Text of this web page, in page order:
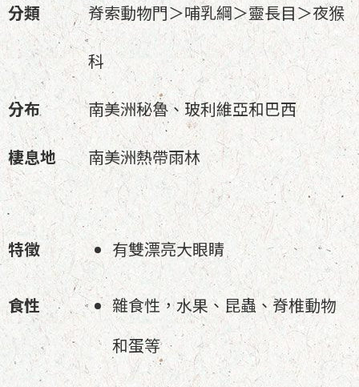
分類 脊索動物門＞哺乳綱＞靈長目＞夜猴
科
分布 南美洲秘魯、玻利維亞和巴西
棲息地 南美洲熱帶雨林
特徵 有雙漂亮大眼睛
食性
雜食性，水果、昆蟲、脊椎動物
和蛋等